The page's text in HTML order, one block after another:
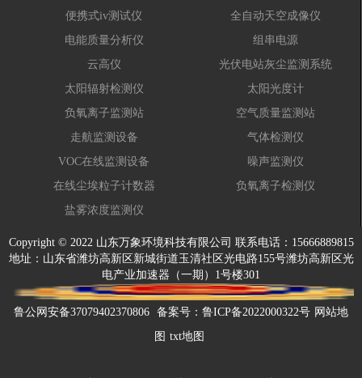
便携式iv测试仪
全自动天空成像仪
电能质量分析仪
组串电源
云高仪
光伏电站灰尘监测系统
太阳辐射检测仪
太阳光度计
负氧离子监测站
空气质量监测站
走航监测设备
气体检测仪
VOC在线监测设备
噪声监测仪
在线尘埃粒子计数器
负氧离子检测仪
盐雾浓度监测仪
Copyright © 2022 山东万象环境科技有限公司 联系电话：15666889815
地址：山东省潍坊高新区新城街道玉清社区光电路155号潍坊高新区光
电产业加速器（一期）1号楼301
鲁公网安备37079402370806 备案号： 鲁ICP备2022000322号 网站地
图 txt地图